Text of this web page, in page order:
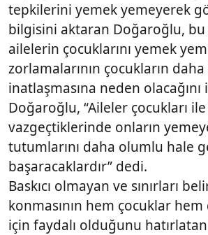
tepkilerini yemek yemeyerek
bilgisini aktaran Doğaroğlu,
ailelerin çocuklarını yemek
zorlamalarının çocukların
inatlaşmasına neden
Doğaroğlu, “Aileler çocukları
vazgeçtiklerinde onların
tutumlarını daha olumlu hale
başaracaklardır” dedi.
Baskıcı olmayan ve sınırları
konmasının hem çocuklar
için faydalı olduğunu